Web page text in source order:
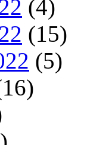
(4)
(15)
(5)